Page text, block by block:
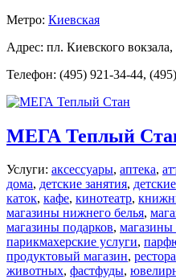
Метро: Киевская
Адрес: пл. Киевского
Телефон: (495) 921-34-44,
МЕГА Теплый
Услуги: аксессуары, аптека,
дома, детские занятия,
каток, кафе, кинотеатр,
магазины нижнего белья,
магазины подарков, магазины
парикмахерские услуги,
продуктовый магазин,
животных, фастфуды,